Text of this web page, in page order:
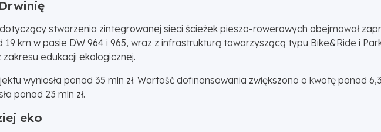
stworzenia zintegrowanej sieci ścieżek pieszo-rowerowych obejmował
19 km w pasie DW 964 i 965, wraz z infrastrukturą towarzyszącą typu Bike&Ride i
zakresu edukacji ekologicznej.
wyniosła ponad 35 mln zł. Wartość dofinansowania zwiększono o kwotę ponad
ponad 23 mln zł.
eko